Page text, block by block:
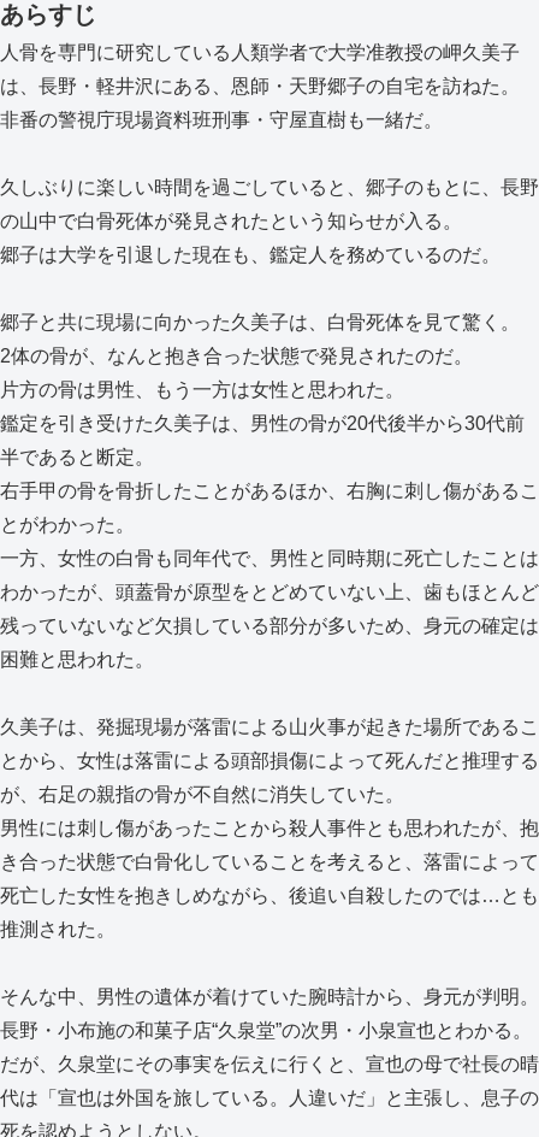
あらすじ
人骨を専門に研究している人類学者で大学准教授の岬久美子
は、長野・軽井沢にある、恩師・天野郷子の自宅を訪ねた。
非番の警視庁現場資料班刑事・守屋直樹も一緒だ。
久しぶりに楽しい時間を過ごしていると、郷子のもとに、長野
の山中で白骨死体が発見されたという知らせが入る。
郷子は大学を引退した現在も、鑑定人を務めているのだ。
郷子と共に現場に向かった久美子は、白骨死体を見て驚く。
2体の骨が、なんと抱き合った状態で発見されたのだ。
片方の骨は男性、もう一方は女性と思われた。
鑑定を引き受けた久美子は、男性の骨が20代後半から30代前
半であると断定。
右手甲の骨を骨折したことがあるほか、右胸に刺し傷があるこ
とがわかった。
一方、女性の白骨も同年代で、男性と同時期に死亡したことは
わかったが、頭蓋骨が原型をとどめていない上、歯もほとんど
残っていないなど欠損している部分が多いため、身元の確定は
困難と思われた。
久美子は、発掘現場が落雷による山火事が起きた場所であるこ
とから、女性は落雷による頭部損傷によって死んだと推理する
が、右足の親指の骨が不自然に消失していた。
男性には刺し傷があったことから殺人事件とも思われたが、抱
き合った状態で白骨化していることを考えると、落雷によって
死亡した女性を抱きしめながら、後追い自殺したのでは…とも
推測された。
そんな中、男性の遺体が着けていた腕時計から、身元が判明。
長野・小布施の和菓子店“久泉堂”の次男・小泉宣也とわかる。
だが、久泉堂にその事実を伝えに行くと、宣也の母で社長の晴
代は「宣也は外国を旅している。人違いだ」と主張し、息子の
死を認めようとしない。